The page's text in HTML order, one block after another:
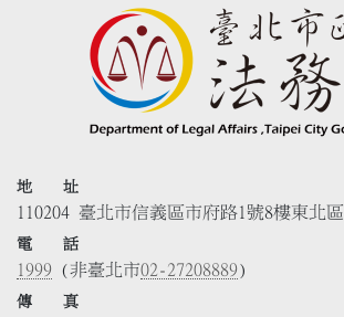
地 址
110204 臺北市信義區市府路1號8樓東北區
電 話
1999 (非臺北市02-27208889)
傳 真